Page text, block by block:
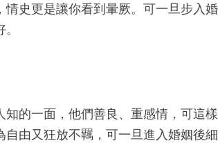
史更是讓你看到暈厥。可一旦步入
的一面，他們善良、重感情，可這
由又狂放不羈，可一旦進入婚姻後